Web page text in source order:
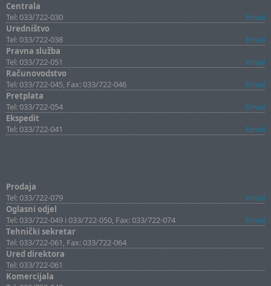
Centrala
Tel: 033/722-030
Email
Uredništvo
Tel: 033/722-038
Email
Pravna služba
Tel: 033/722-051
Email
Računovodstvo
Tel: 033/722-045, Fax: 033/722-046
Email
Pretplata
Tel: 033/722-054
Email
Ekspedit
Tel: 033/722-041
Email
Prodaja
Tel: 033/722-079
Email
Oglasni odjel
Tel: 033/722-049 i 033/722-050, Fax: 033/722-074
Email
Tehnički sekretar
Tel: 033/722-061, Fax: 033/722-064
Ured direktora
Tel: 033/722-061
Komercijala